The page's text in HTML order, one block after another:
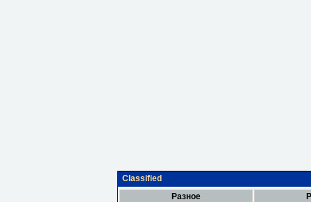
Classified
Разное